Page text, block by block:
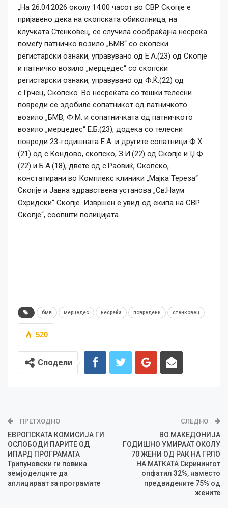
„На 26.04.2026 околу 14:00 часот во СВР Скопје е
пријавено дека на скопската обиколница, на
клучката Стенковец, се случила сообраќајна несреќа
помеѓу патничко возило „БМВ“ со скопски
регистарски ознаки, управувано од Е.А.(23) од Скопје
и патничко возило „мерцедес“ со скопски
регистарски ознаки, управувано од Ф.Ќ.(22) од
с.Грчец, Скопско. Во несреќата со тешки телесни
повреди се здобиле сопатникот од патничкото
возило „БМВ, Ф.М. и сопатничката од патничкото
возило „мерцедес“ Е.Б.(23), додека со телесни
повреди 23-годишната Е.А. и другите сопатници Ф.Х.
(21) од с.Кондово, скопско, З.И.(22) од Скопје и Џ.Ф.
(22) и Б.А.(18), двете од с.Раовиќ, Скопско,
констатирани во Комплекс клиники „Мајка Тереза“
Скопје и Јавна здравствена установа „Св.Наум
Охридски“ Скопје. Извршен е увид од екипа на СВР
Скопје“, соопшти полицијата.
бмв мерцедес несреќа повредени стенковец
520
Сподели
ПРЕТХОДНО
ЕВРОПСКАТА КОМИСИЈА ГИ
ОСЛОБОДИ ПАРИТЕ ОД
ИПАРД ПРОГРАМАТА
Трипуновски ги повика
земјоделците да
аплицираат за програмите
СЛЕДНО
ВО МАКЕДОНИЈА
ГОДИШНО УМИРААТ ОКОЛУ
70 ЖЕНИ ОД РАК НА ГРЛО
НА МАТКАТА Скринингот
опфатил 32%, наместо
предвидените 75% од
жените